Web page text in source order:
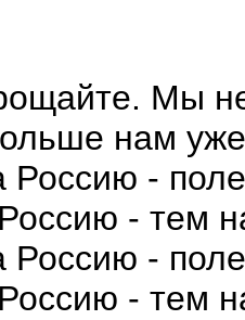
Мы
нам уже
Россию -
- тем
Россию -
- тем